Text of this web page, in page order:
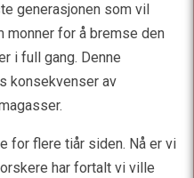
generasjonen som vil
for å bremse den
i full gang. Denne
konsekvenser av
for flere tiår siden. Nå er vi
har fortalt vi ville